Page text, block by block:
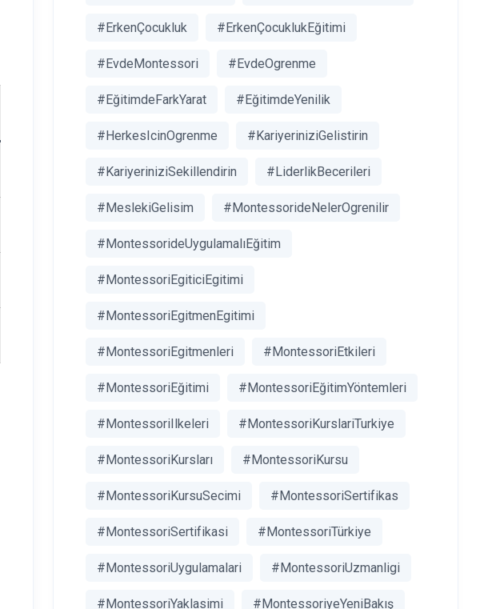
#ErkenÇocukluk #ErkenÇocuklukEğitimi
#EvdeMontessori #EvdeOgrenme
#EğitimdeFarkYarat #EğitimdeYenilik
#HerkesIcinOgrenme #KariyeriniziGelistirin
#KariyeriniziSekillendirin #LiderlikBecerileri
#MeslekiGelisim #MontessorideNelerOgrenilir
#MontessorideUygulamalıEğitim
#MontessoriEgiticiEgitimi
#MontessoriEgitmenEgitimi
#MontessoriEgitmenleri #MontessoriEtkileri
#MontessoriEğitimi #MontessoriEğitimYöntemleri
#MontessoriIlkeleri #MontessoriKurslariTurkiye
#MontessoriKursları #MontessoriKursu
#MontessoriKursuSecimi #MontessoriSertifikas
#MontessoriSertifikasi #MontessoriTürkiye
#MontessoriUygulamalari #MontessoriUzmanligi
#MontessoriYaklasimi #MontessoriyeYeniBakış